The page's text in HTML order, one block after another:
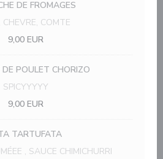
DE FROMAGES
CHEVRE, COMTE
9,00 EUR
POULET CHORIZO
SPICYYYYY
9,00 EUR
TARTUFATA
, SAUCE CHIMICHURRI